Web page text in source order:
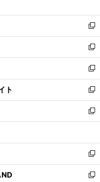
開
く
ウ
で
開
く
ン
ド
ウ
で
開
く
ウ
ィ
ン
ド
ウ
で
開
く
新
し
い
ウ
ィ
ン
ド
ウ
で
開
新
し
い
ウ
ィ
ン
ド
ウ
開
く
新
し
い
ウ
ィ
ン
ウ
で
開
く
ト
新
し
い
ウ
ン
ド
ウ
で
新
し
ウ
ィ
ン
ド
新
し
い
新